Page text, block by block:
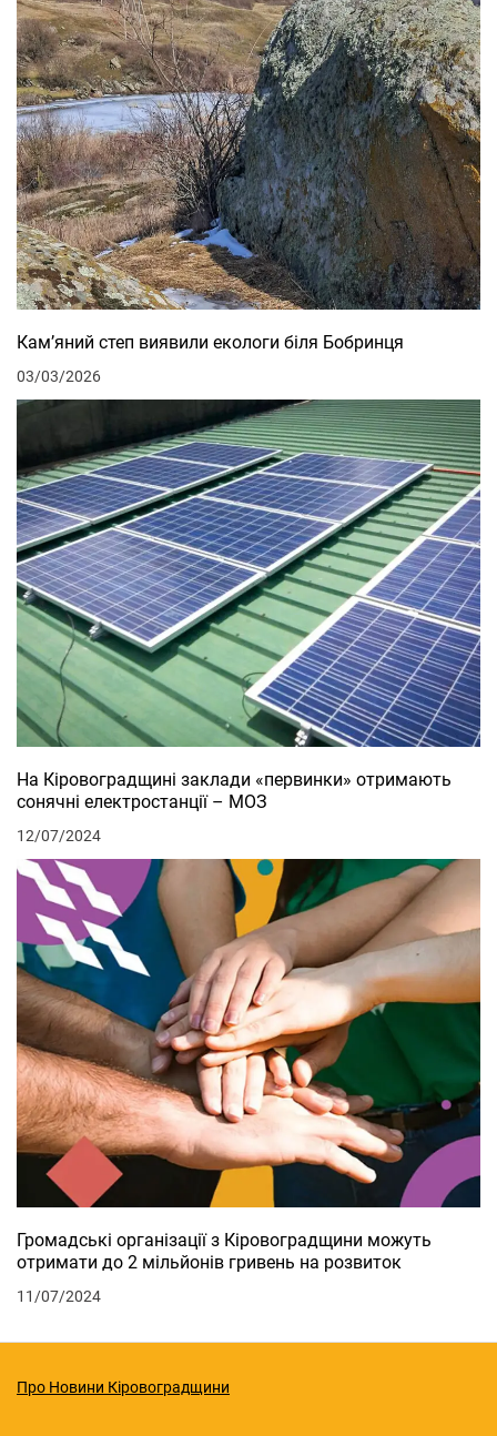
Кам’яний степ виявили екологи біля Бобринця
03/03/2026
На Кіровоградщині заклади «первинки» отримають
сонячні електростанції – МОЗ
12/07/2024
Громадські організації з Кіровоградщини можуть
отримати до 2 мільйонів гривень на розвиток
11/07/2024
Про Новини Кіровоградщини